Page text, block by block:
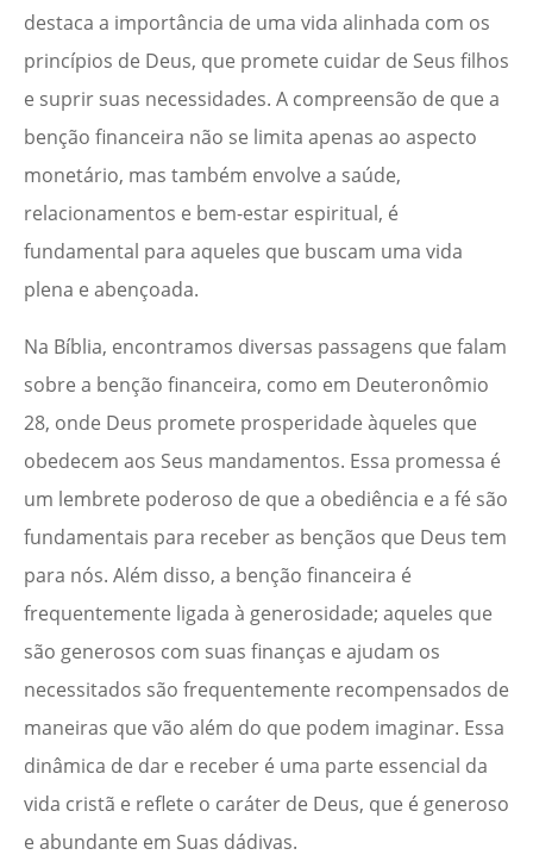
destaca a importância de uma vida alinhada com os
princípios de Deus, que promete cuidar de Seus filhos
e suprir suas necessidades. A compreensão de que a
benção financeira não se limita apenas ao aspecto
monetário, mas também envolve a saúde,
relacionamentos e bem-estar espiritual, é
fundamental para aqueles que buscam uma vida
plena e abençoada.
Na Bíblia, encontramos diversas passagens que falam
sobre a benção financeira, como em Deuteronômio
28, onde Deus promete prosperidade àqueles que
obedecem aos Seus mandamentos. Essa promessa é
um lembrete poderoso de que a obediência e a fé são
fundamentais para receber as bençãos que Deus tem
para nós. Além disso, a benção financeira é
frequentemente ligada à generosidade; aqueles que
são generosos com suas finanças e ajudam os
necessitados são frequentemente recompensados de
maneiras que vão além do que podem imaginar. Essa
dinâmica de dar e receber é uma parte essencial da
vida cristã e reflete o caráter de Deus, que é generoso
e abundante em Suas dádivas.